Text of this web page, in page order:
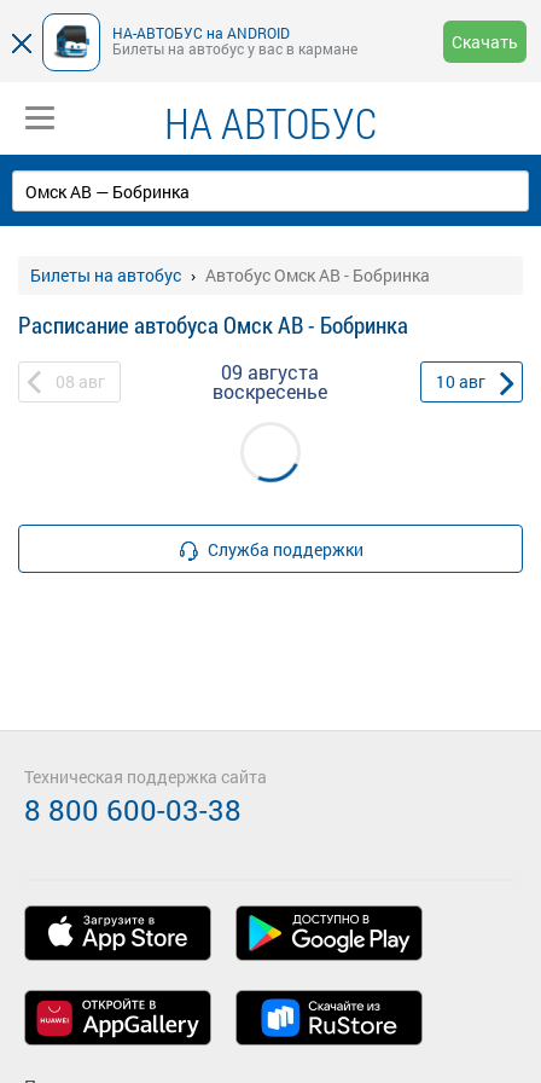
НА-АВТОБУС на ANDROID
Билеты на автобус у вас в кармане
Скачать
НА АВТОБУС
Билеты на автобус Автобус Омск АВ - Бобринка
Расписание автобуса Омск АВ - Бобринка
08 авг 09 августа
воскресенье 10авг
Служба поддержки
Техническая поддержка сайта
8 800 600-03-38